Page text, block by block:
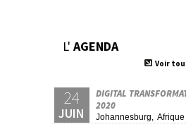
L' AGENDA
Voir
24
JUIN
DIGITAL
2020
Johannesburg, Afrique